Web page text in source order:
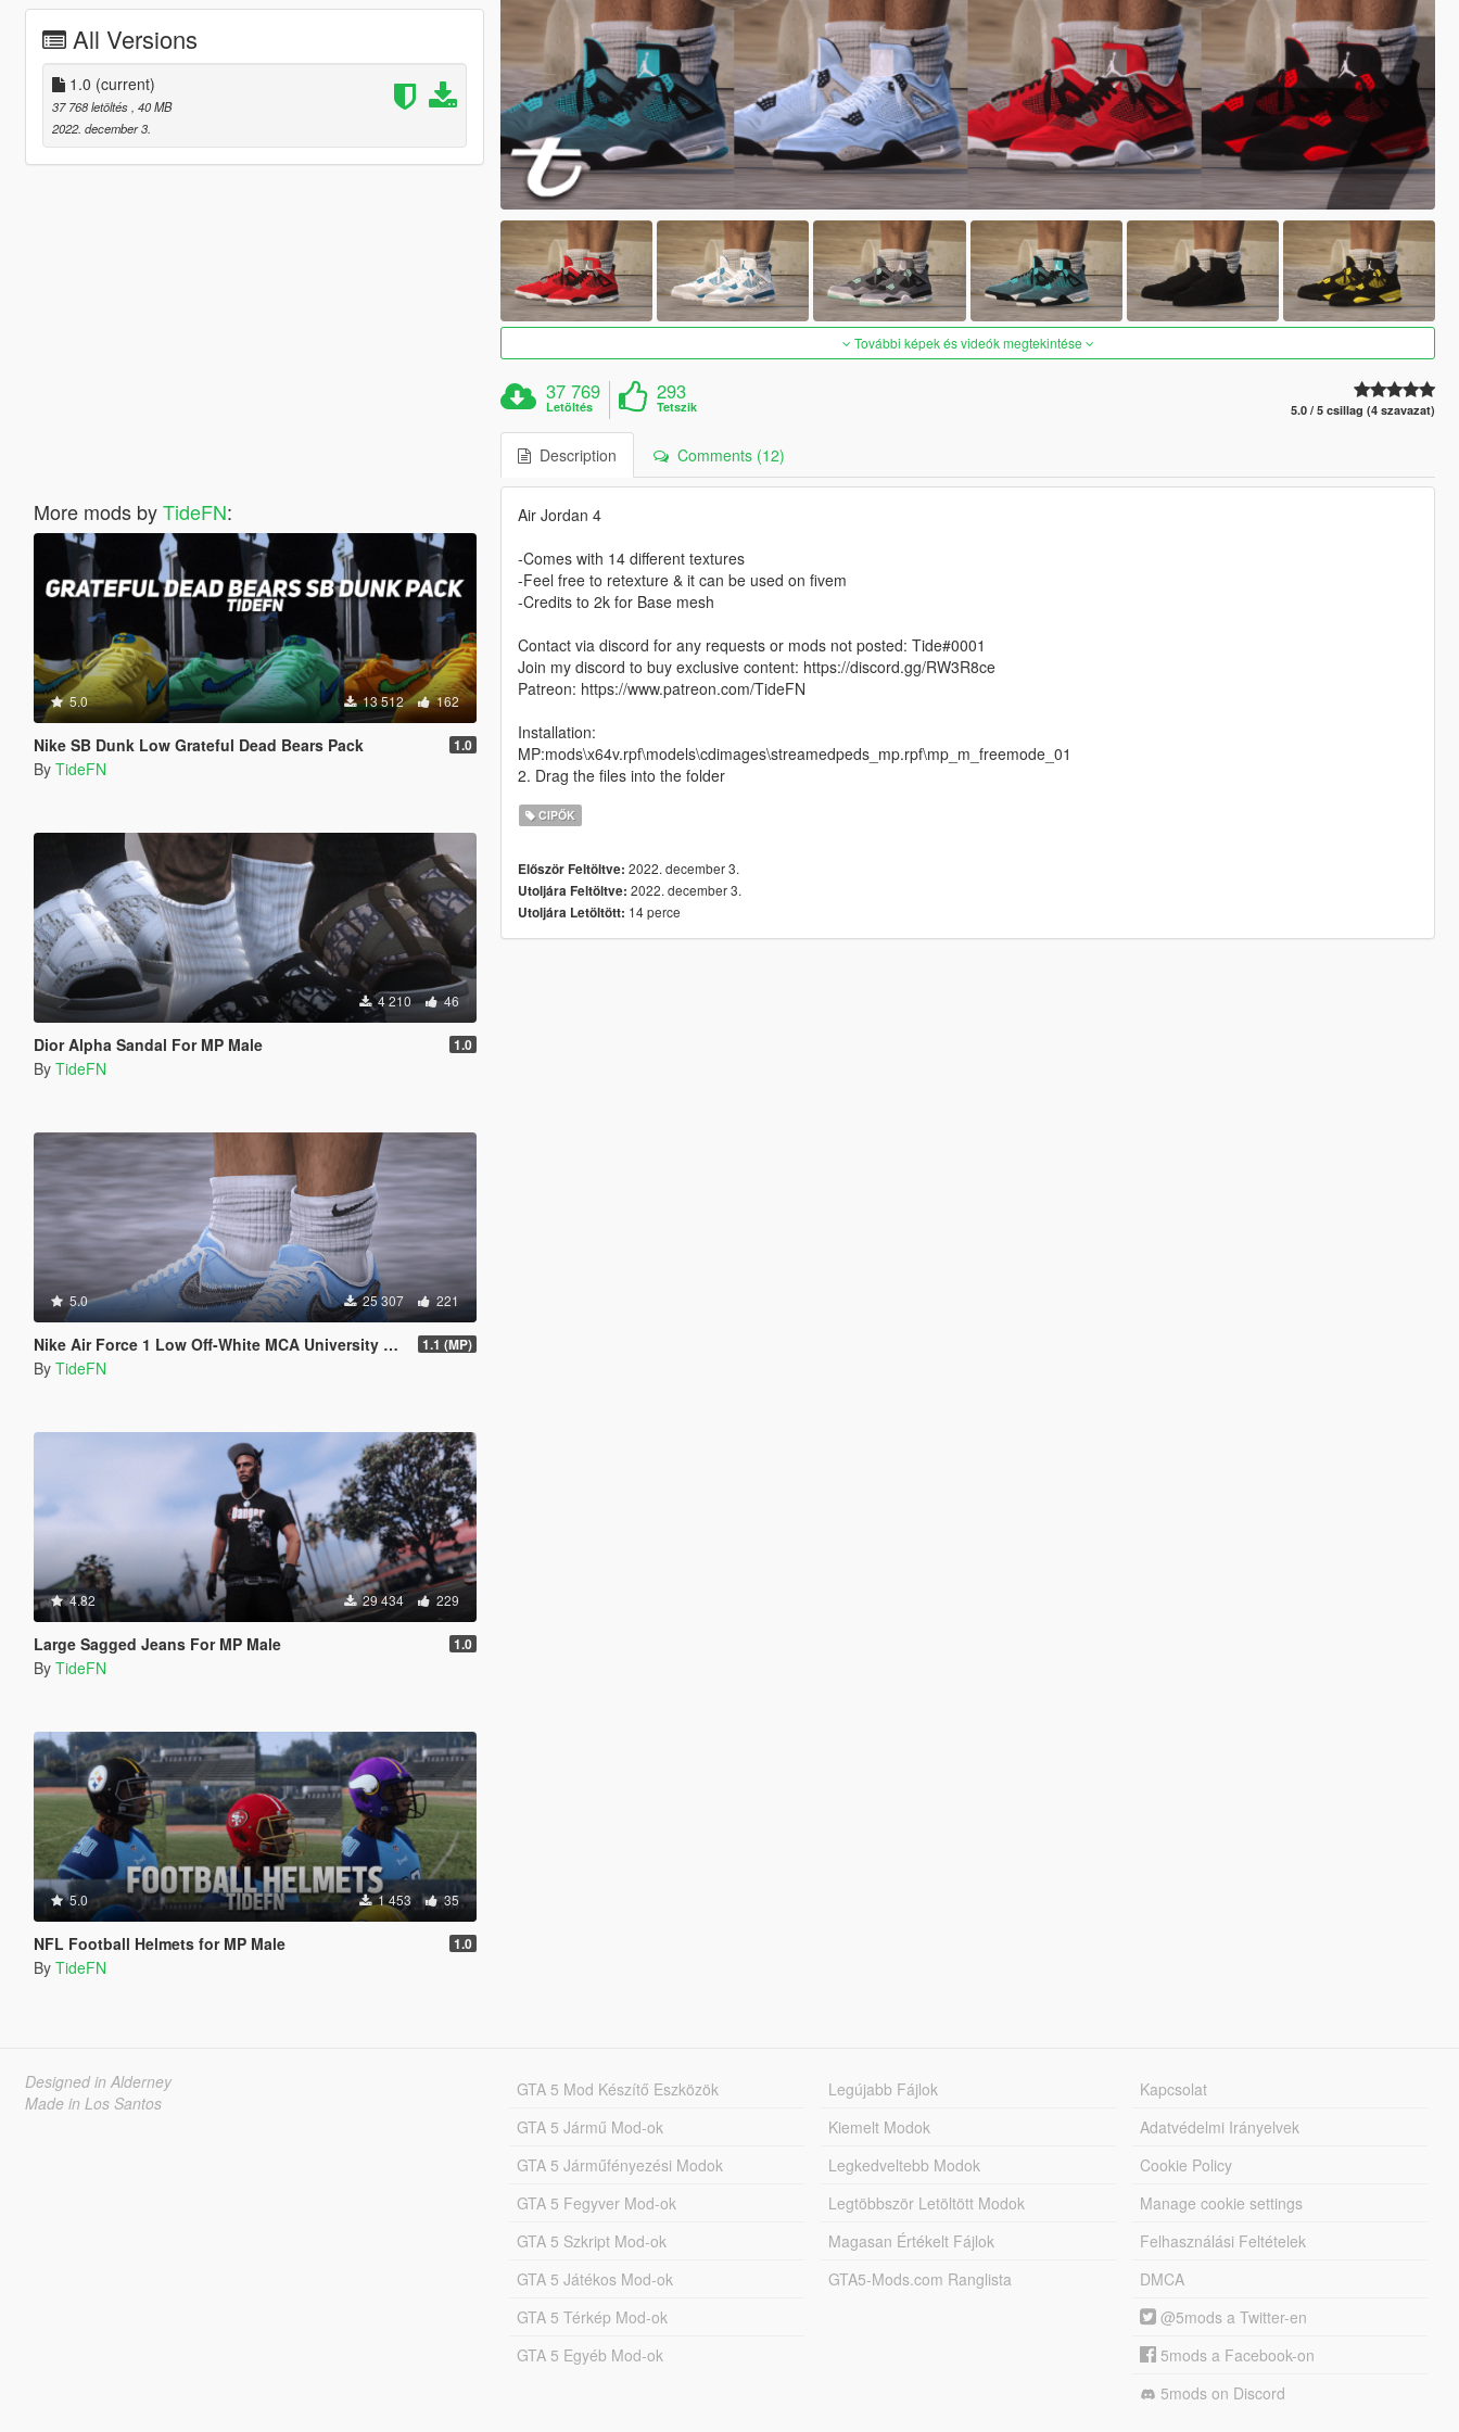
All Versions
1.0 (current)
37 768 letöltés , 40 MB
2022. december 3.
More mods byTideFN:
5.0 13 512 162
Nike SB Dunk Low Grateful Dead Bears Pack 1.0
By TideFN
4 210 46
Dior Alpha Sandal For MP Male 1.0
By TideFN
5.0 25 307 221
Nike Air Force 1 Low Off-White MCA University Blue for MP Male 1.1 (MP)
By TideFN
4.82 29 434 229
Large Sagged Jeans For MP Male 1.0
By TideFN
5.0 1 453 35
NFL Football Helmets for MP Male 1.0
By TideFN
További képek és videók megtekintése
37 769
Letöltés
293
Tetszik 5.0 / 5 csillag (4 szavazat)
Description Comments (12)
Air Jordan 4
-Comes with 14 different textures
-Feel free to retexture & it can be used on fivem
-Credits to 2k for Base mesh
Contact via discord for any requests or mods not posted: Tide#0001
Join my discord to buy exclusive content: https://discord.gg/RW3R8ce
Patreon: https://www.patreon.com/TideFN
Installation:
MP:mods\x64v.rpf\models\cdimages\streamedpeds_mp.rpf\mp_m_freemode_01
2. Drag the files into the folder
CIPŐK
Először Feltöltve: 2022. december 3.
Utoljára Feltöltve: 2022. december 3.
Utoljára Letöltött: 14 perce
Designed in Alderney
Made in Los Santos
GTA 5 Mod Készítő Eszközök
GTA 5 Jármű Mod-ok
GTA 5 Járműfényezési Modok
GTA 5 Fegyver Mod-ok
GTA 5 Szkript Mod-ok
GTA 5 Játékos Mod-ok
GTA 5 Térkép Mod-ok
GTA 5 Egyéb Mod-ok
Legújabb Fájlok
Kiemelt Modok
Legkedveltebb Modok
Legtöbbször Letöltött Modok
Magasan Értékelt Fájlok
GTA5-Mods.com Ranglista
Kapcsolat
Adatvédelmi Irányelvek
Cookie Policy
Manage cookie settings
Felhasználási Feltételek
DMCA
@5mods a Twitter-en
5mods a Facebook-on
5mods on Discord